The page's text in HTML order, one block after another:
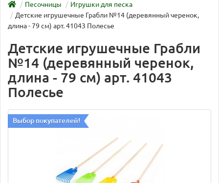
Песочницы
Игрушки для песка
Детские игрушечные Грабли №14 (деревянный черенок,
длина - 79 см) арт. 41043 Полесье
Детские игрушечные Грабли
№14 (деревянный черенок,
длина - 79 см) арт. 41043
Полесье
Выбор покупателей!